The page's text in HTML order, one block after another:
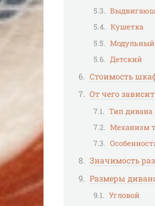
Кушетка
Модульный
Детский
Стоимость
От чего
Тип дивана
Механизм
Значимость
Размеры
Угловой